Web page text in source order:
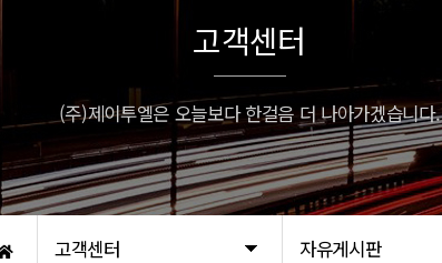
비전
인증서
오시는 길
프로인파-G
고객센터 자유게시판
고객센터
(주)제이투엘은 오늘보다 한걸음 더 나아가겠습니다.